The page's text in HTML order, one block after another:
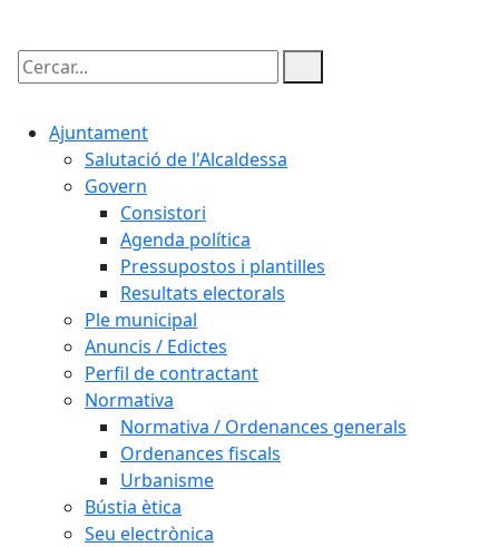
Cercar:
Ajuntament
Salutació de l'Alcaldessa
Govern
Consistori
Agenda política
Pressupostos i plantilles
Resultats electorals
Ple municipal
Anuncis / Edictes
Perfil de contractant
Normativa
Normativa / Ordenances generals
Ordenances fiscals
Urbanisme
Bústia ètica
Seu electrònica